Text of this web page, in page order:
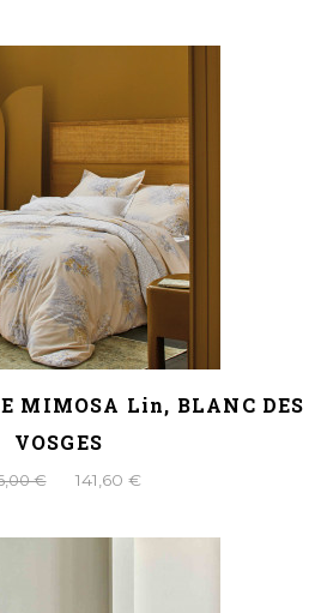
MIMOSA Lin, BLANC DES
VOSGES
€ 141,60 €